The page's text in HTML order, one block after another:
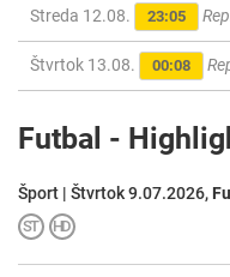
Streda 12.08. 23:05
Štvrtok 13.08. 00:08
Futbal -
Šport | Štvrtok 9.07.2026,